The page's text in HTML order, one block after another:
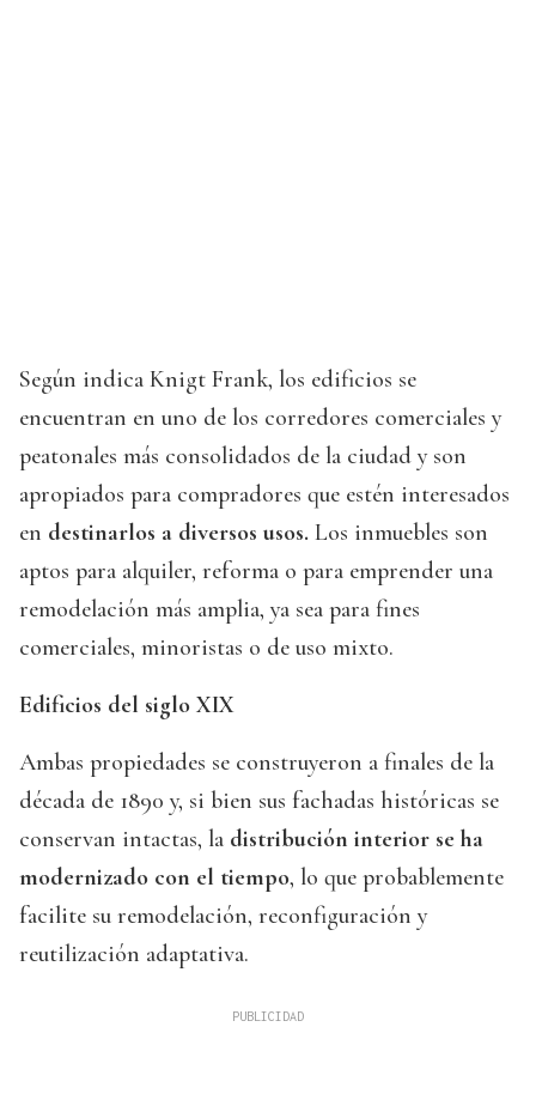
Según indica Knigt Frank, los edificios se
encuentran en uno de los corredores comerciales y
peatonales más consolidados de la ciudad y son
apropiados para compradores que estén interesados
en destinarlos a diversos usos. Los inmuebles son
aptos para alquiler, reforma o para emprender una
remodelación más amplia, ya sea para fines
comerciales, minoristas o de uso mixto.
Edificios del siglo XIX
Ambas propiedades se construyeron a finales de la
década de 1890 y, si bien sus fachadas históricas se
conservan intactas, la distribución interior se ha
modernizado con el tiempo, lo que probablemente
facilite su remodelación, reconfiguración y
reutilización adaptativa.